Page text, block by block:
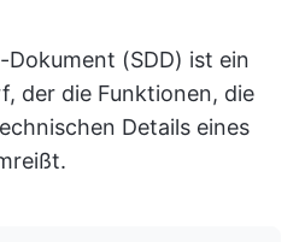
(SDD) ist ein
der die Funktionen, die
Details eines